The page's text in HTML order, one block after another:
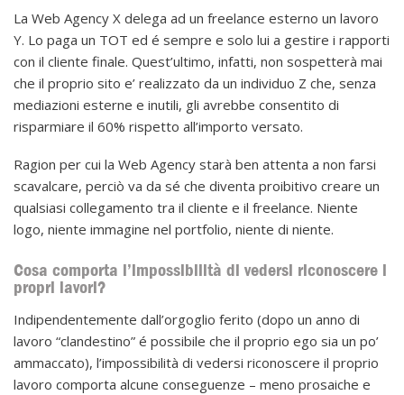
La Web Agency X delega ad un freelance esterno un lavoro
Y. Lo paga un TOT ed é sempre e solo lui a gestire i rapporti
con il cliente finale. Quest’ultimo, infatti, non sospetterà mai
che il proprio sito e’ realizzato da un individuo Z che, senza
mediazioni esterne e inutili, gli avrebbe consentito di
risparmiare il 60% rispetto all’importo versato.
Ragion per cui la Web Agency starà ben attenta a non farsi
scavalcare, perciò va da sé che diventa proibitivo creare un
qualsiasi collegamento tra il cliente e il freelance. Niente
logo, niente immagine nel portfolio, niente di niente.
Cosa comporta l’impossibilità di vedersi riconoscere i
propri lavori?
Indipendentemente dall’orgoglio ferito (dopo un anno di
lavoro “clandestino” é possibile che il proprio ego sia un po’
ammaccato), l’impossibilità di vedersi riconoscere il proprio
lavoro comporta alcune conseguenze – meno prosaiche e